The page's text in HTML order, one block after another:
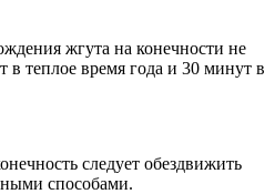
жгута на конечности не
теплое время года и 30 минут в
следует обездвижить
способами.